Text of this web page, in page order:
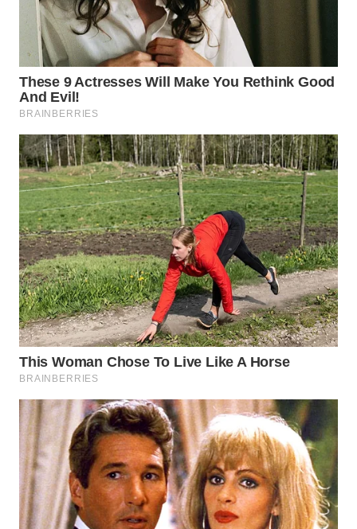
WN
PRIANGAN
TIMUR
WN
SEMARANG
WN
SOLO
WN
BOROBUDUR
WN
MADURA
WN
SURABAYA
WN
NATUNA
WN
BINTAN
WN
MANDALIKA